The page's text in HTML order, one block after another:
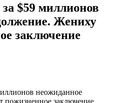
$59 миллионов
Жениху
заключение